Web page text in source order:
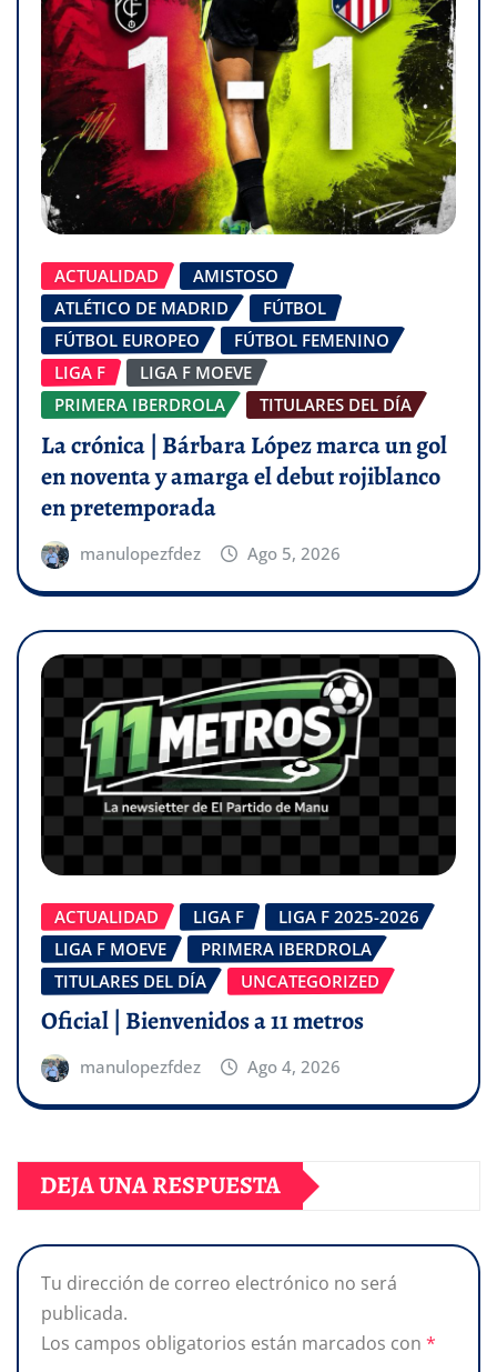
ACTUALIDAD
AMISTOSO
ATLÉTICO DE MADRID
FÚTBOL
FÚTBOL EUROPEO
FÚTBOL FEMENINO
LIGA F
LIGA F MOEVE
PRIMERA IBERDROLA
TITULARES DEL DÍA
La crónica | Bárbara López marca un gol
en noventa y amarga el debut rojiblanco
en pretemporada
manulopezfdez Ago 5, 2026
ACTUALIDAD LIGA F
LIGA F 2025-2026
LIGA F MOEVE
PRIMERA IBERDROLA
TITULARES DEL DÍA
UNCATEGORIZED
Oficial | Bienvenidos a 11 metros
manulopezfdez Ago 4, 2026
DEJA UNA RESPUESTA
Tu dirección de correo electrónico no será
publicada.
Los campos obligatorios están marcados con *